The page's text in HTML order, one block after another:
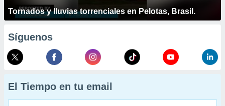
Tornados y lluvias torrenciales en Pelotas, Brasil.
Síguenos
El Tiempo en tu email